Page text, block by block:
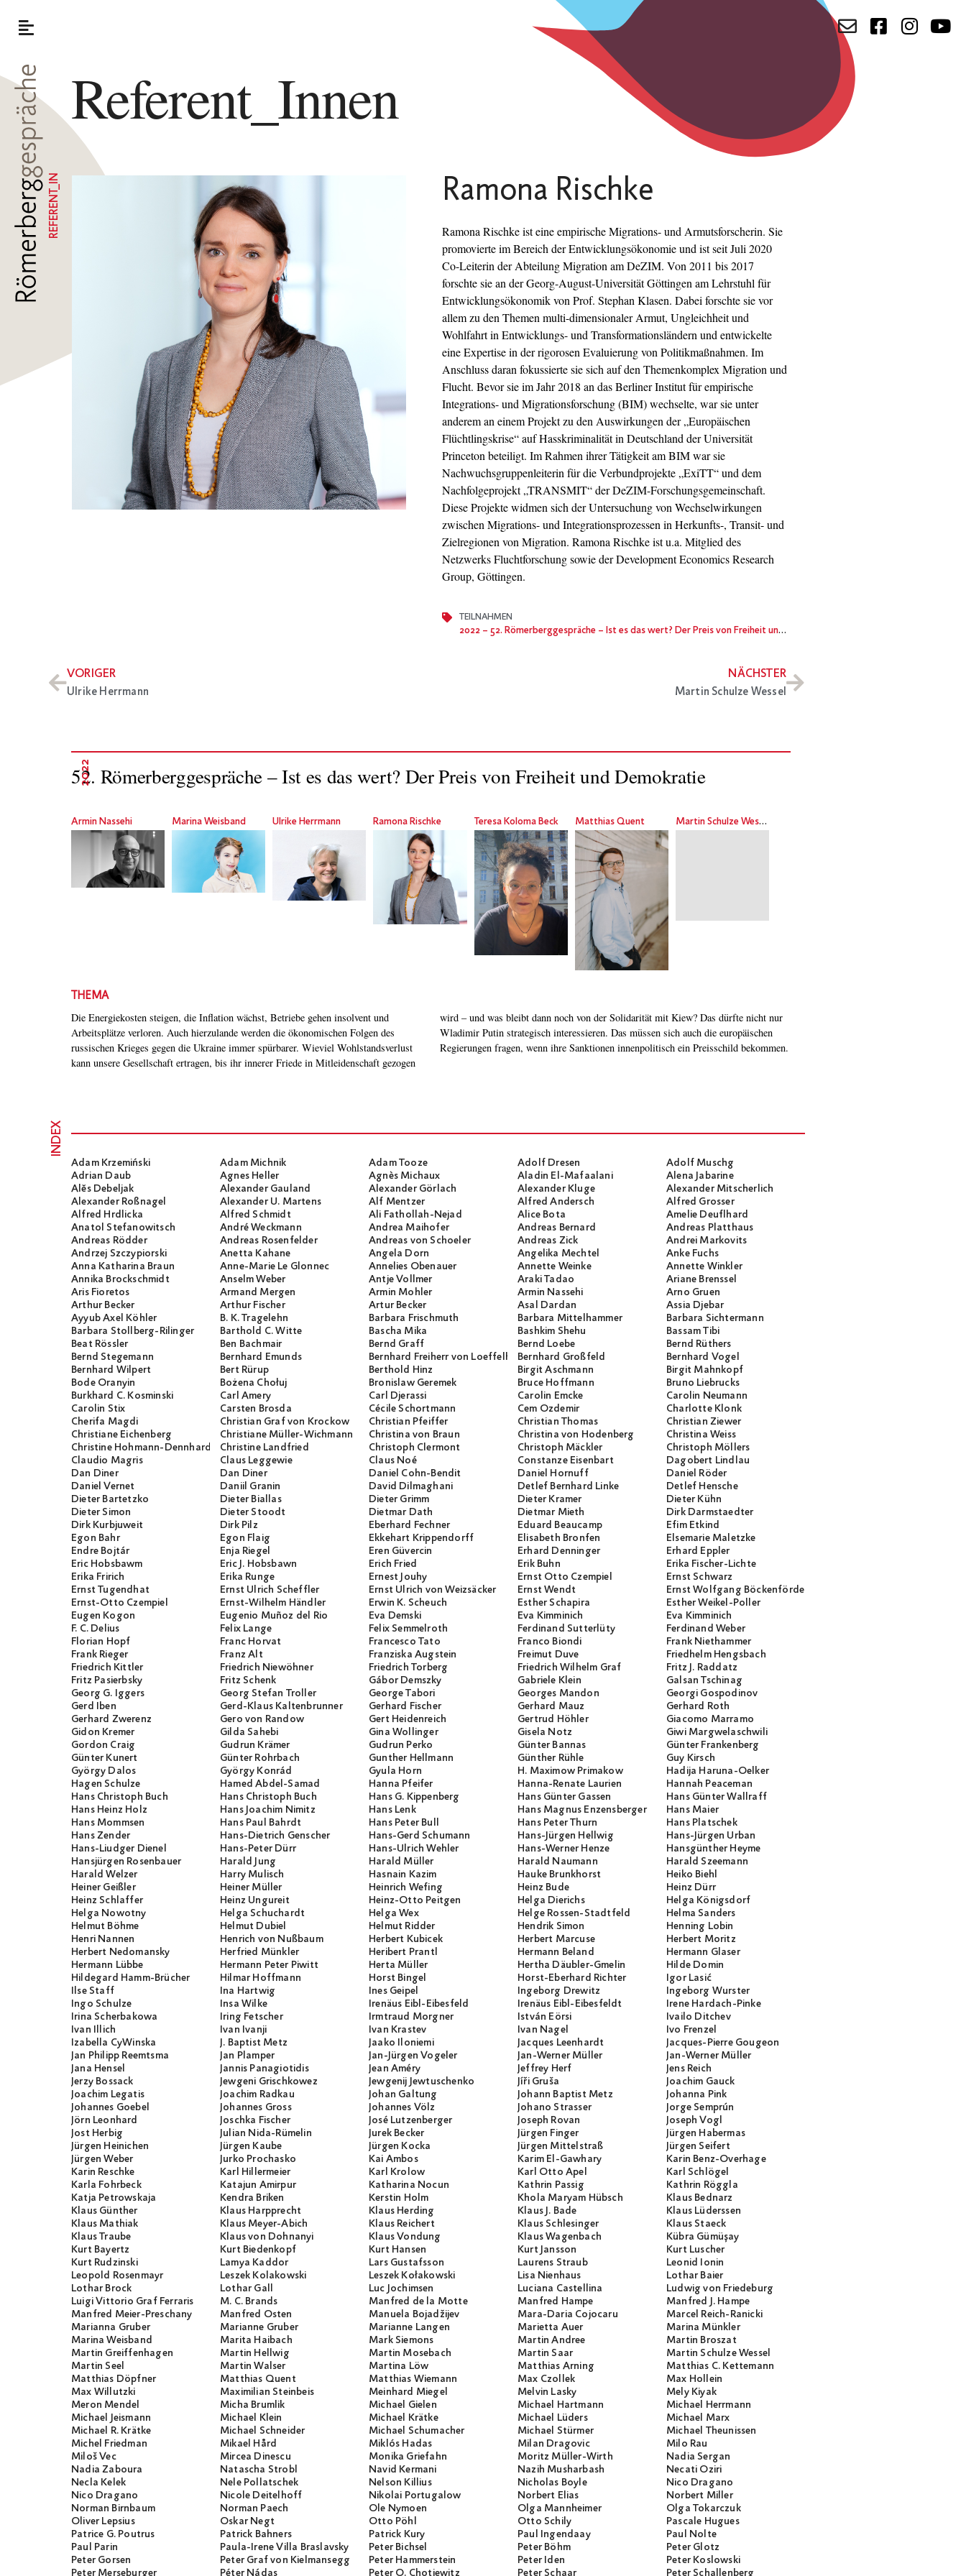
Referent_Innen
REFERENT_IN Ramona Rischke
Ramona Rischke ist eine empirische Migrations- und Armutsforscherin. Sie
promovierte im Bereich der Entwicklungsökonomie und ist seit Juli 2020
Co-Leiterin der Abteilung Migration am DeZIM. Von 2011 bis 2017
forschte sie an der Georg-August-Universität Göttingen am Lehrstuhl für
Entwicklungsökonomik von Prof. Stephan Klasen. Dabei forschte sie vor
allem zu den Themen multi-dimensionaler Armut, Ungleichheit und
Wohlfahrt in Entwicklungs- und Transformationsländern und entwickelte
eine Expertise in der rigorosen Evaluierung von Politikmaßnahmen. Im
Anschluss daran fokussierte sie sich auf den Themenkomplex Migration und
Flucht. Bevor sie im Jahr 2018 an das Berliner Institut für empirische
Integrations- und Migrationsforschung (BIM) wechselte, war sie unter
anderem an einem Projekt zu den Auswirkungen der „Europäischen
Flüchtlingskrise“ auf Hasskriminalität in Deutschland der Universität
Princeton beteiligt. Im Rahmen ihrer Tätigkeit am BIM war sie
Nachwuchsgruppenleiterin für die Verbundprojekte „ExiTT“ und dem
Nachfolgeprojekt „TRANSMIT“ der DeZIM-Forschungsgemeinschaft.
Diese Projekte widmen sich der Untersuchung von Wechselwirkungen
zwischen Migrations- und Integrationsprozessen in Herkunfts-, Transit- und
Zielregionen von Migration. Ramona Rischke ist u.a. Mitglied des
Netzwerks Fluchtforschung sowie der Development Economics Research
Group, Göttingen.
TEILNAHMEN
2022 – 52. Römerberggespräche – Ist es das wert? Der Preis von Freiheit und Demokratie
VORIGER
Ulrike Herrmann
NÄCHSTER
Martin Schulze Wessel
2022
52. Römerberggespräche – Ist es das wert? Der Preis von Freiheit und Demokratie
Armin Nassehi Marina Weisband Ulrike Herrmann Ramona Rischke Teresa Koloma Beck Matthias Quent Martin Schulze Wessel
THEMA
Die Energiekosten steigen, die Inflation wächst, Betriebe gehen insolvent und
Arbeitsplätze verloren. Auch hierzulande werden die ökonomischen Folgen des
russischen Krieges gegen die Ukraine immer spürbarer. Wieviel Wohlstandsverlust
kann unsere Gesellschaft ertragen, bis ihr innerer Friede in Mitleidenschaft gezogen
wird – und was bleibt dann noch von der Solidarität mit Kiew? Das dürfte nicht nur
Wladimir Putin strategisch interessieren. Das müssen sich auch die europäischen
Regierungen fragen, wenn ihre Sanktionen innenpolitisch ein Preisschild bekommen.
INDEX
Adam Krzemiński Adam Michnik Adam Tooze Adolf Dresen
Adolf Muschg
Adrian Daub
Agnes Heller Agnès Michaux Aladin El-Mafaalani
Alena Jabarine
Alĕs Debeljak
Alexander Gauland Alexander Görlach Alexander Kluge
Alexander Mitscherlich
Alexander Roßnagel
Alexander U. Martens Alf Mentzer Alfred Andersch
Alfred Grosser
Alfred Hrdlicka
Alfred Schmidt Ali Fathollah-Nejad Alice Bota
Amelie Deuflhard
Anatol Stefanowitsch
André Weckmann Andrea Maihofer Andreas Bernard
Andreas Platthaus
Andreas Rödder
Andreas Rosenfelder Andreas von Schoeler Andreas Zick
Andrei Markovits
Andrzej Szczypiorski
Anetta Kahane Angela Dorn Angelika Mechtel
Anke Fuchs
Anna Katharina Braun
Anne-Marie Le Glonnec Annelies Obenauer Annette Weinke
Annette Winkler
Annika Brockschmidt
Anselm Weber Antje Vollmer Araki Tadao
Ariane Brenssel
Aris Fioretos
Armand Mergen Armin Mohler Armin Nassehi
Arno Gruen
Arthur Becker
Arthur Fischer Artur Becker Asal Dardan
Assia Djebar
Ayyub Axel Köhler
B. K. Tragelehn Barbara Frischmuth Barbara Mittelhammer
Barbara Sichtermann
Barbara Stollberg-Rilinger
Barthold C. Witte Bascha Mika Bashkim Shehu
Bassam Tibi
Beat Rössler
Ben Bachmair Bernd Graff Bernd Loebe
Bernd Rüthers
Bernd Stegemann
Bernhard Emunds Bernhard Freiherr von LoeffelholzBernhard Großfeld
Bernhard Vogel
Bernhard Wilpert
Bert Rürup Berthold Hinz Birgit Aschmann
Birgit Mahnkopf
Bode Oranyin
Bożena Chołuj Bronislaw Geremek Bruce Hoffmann
Bruno Liebrucks
Burkhard C. Kosminski
Carl Amery Carl Djerassi Carolin Emcke
Carolin Neumann
Carolin Stix
Carsten Brosda Cécile Schortmann Cem Özdemir
Charlotte Klonk
Cherifa Magdi
Christian Graf von Krockow Christian Pfeiffer Christian Thomas
Christian Ziewer
Christiane Eichenberg
Christiane Müller-Wichmann Christina von Braun Christina von Hodenberg
Christina Weiss
Christine Hohmann-Dennhardt
Christine Landfried Christoph Clermont Christoph Mäckler
Christoph Möllers
Claudio Magris
Claus Leggewie Claus Noé Constanze Eisenbart
Dagobert Lindlau
Dan Diner
Dan Diner Daniel Cohn-Bendit Daniel Hornuff
Daniel Röder
Daniel Vernet
Daniil Granin David Dilmaghani Detlef Bernhard Linke
Detlef Hensche
Dieter Bartetzko
Dieter Biallas Dieter Grimm Dieter Kramer
Dieter Kühn
Dieter Simon
Dieter Stoodt Dietmar Dath Dietmar Mieth
Dirk Darmstaedter
Dirk Kurbjuweit
Dirk Pilz Eberhard Fechner Eduard Beaucamp
Efim Etkind
Egon Bahr
Egon Flaig Ekkehart Krippendorff Elisabeth Bronfen
Elsemarie Maletzke
Endre Bojtár
Enja Riegel Eren Güvercin Erhard Denninger
Erhard Eppler
Eric Hobsbawm
Eric J. Hobsbawn Erich Fried Erik Buhn
Erika Fischer-Lichte
Erika Fririch
Erika Runge Ernest Jouhy Ernst Otto Czempiel
Ernst Schwarz
Ernst Tugendhat
Ernst Ulrich Scheffler Ernst Ulrich von Weizsäcker Ernst Wendt
Ernst Wolfgang Böckenförde
Ernst-Otto Czempiel
Ernst-Wilhelm Händler Erwin K. Scheuch Esther Schapira
Esther Weikel-Poller
Eugen Kogon
Eugenio Muñoz del Rio Eva Demski Eva Kimminich
Eva Kimminich
F. C. Delius
Felix Lange Felix Semmelroth Ferdinand Sutterlüty
Ferdinand Weber
Florian Hopf
Franc Horvat Francesco Tato Franco Biondi
Frank Niethammer
Frank Rieger
Franz Alt Franziska Augstein Freimut Duve
Friedhelm Hengsbach
Friedrich Kittler
Friedrich Niewöhner Friedrich Torberg Friedrich Wilhelm Graf
Fritz J. Raddatz
Fritz Pasierbsky
Fritz Schenk Gábor Demszky Gabriele Klein
Galsan Tschinag
Georg G. Iggers
Georg Stefan Troller George Tabori Georges Mandon
Georgi Gospodinov
Gerd Iben
Gerd-Klaus Kaltenbrunner Gerhard Fischer Gerhard Mauz
Gerhard Roth
Gerhard Zwerenz
Gero von Randow Gert Heidenreich Gertrud Höhler
Giacomo Marramo
Gidon Kremer
Gilda Sahebi Gina Wollinger Gisela Notz
Giwi Margwelaschwili
Gordon Craig
Gudrun Krämer Gudrun Perko Günter Bannas
Günter Frankenberg
Günter Kunert
Günter Rohrbach Gunther Hellmann Günther Rühle
Guy Kirsch
György Dalos
György Konrád Gyula Horn H. Maximow Primakow
Hadija Haruna-Oelker
Hagen Schulze
Hamed Abdel-Samad Hanna Pfeifer Hanna-Renate Laurien
Hannah Peaceman
Hans Christoph Buch
Hans Christoph Buch Hans G. Kippenberg Hans Günter Gassen
Hans Günter Wallraff
Hans Heinz Holz
Hans Joachim Nimitz Hans Lenk Hans Magnus Enzensberger
Hans Maier
Hans Mommsen
Hans Paul Bahrdt Hans Peter Bull Hans Peter Thurn
Hans Platschek
Hans Zender
Hans-Dietrich Genscher Hans-Gerd Schumann Hans-Jürgen Hellwig
Hans-Jürgen Urban
Hans-Liudger Dienel
Hans-Peter Dürr Hans-Ulrich Wehler Hans-Werner Henze
Hansgünther Heyme
Hansjürgen Rosenbauer
Harald Jung Harald Müller Harald Naumann
Harald Szeemann
Harald Welzer
Harry Mulisch Hasnain Kazim Hauke Brunkhorst
Heiko Biehl
Heiner Geißler
Heiner Müller Heinrich Wefing Heinz Bude
Heinz Dürr
Heinz Schlaffer
Heinz Ungureit Heinz-Otto Peitgen Helga Dierichs
Helga Königsdorf
Helga Nowotny
Helga Schuchardt Helga Wex Helge Rossen-Stadtfeld
Helma Sanders
Helmut Böhme
Helmut Dubiel Helmut Ridder Hendrik Simon
Henning Lobin
Henri Nannen
Henrich von Nußbaum Herbert Kubicek Herbert Marcuse
Herbert Moritz
Herbert Nedomansky
Herfried Münkler Heribert Prantl Hermann Beland
Hermann Glaser
Hermann Lübbe
Hermann Peter Piwitt Herta Müller Hertha Däubler-Gmelin
Hilde Domin
Hildegard Hamm-Brücher
Hilmar Hoffmann Horst Bingel Horst-Eberhard Richter
Igor Lasić
Ilse Staff
Ina Hartwig Ines Geipel Ingeborg Drewitz
Ingeborg Wurster
Ingo Schulze
Insa Wilke Irenäus Eibl-Eibesfeld Irenäus Eibl-Eibesfeldt
Irene Hardach-Pinke
Irina Scherbakowa
Iring Fetscher Irmtraud Morgner István Eörsi
Ivailo Ditchev
Ivan Illich
Ivan Ivanji Ivan Krastev Ivan Nagel
Ivo Frenzel
Izabella CyWinska
J. Baptist Metz Jaako Iloniemi Jacques Leenhardt
Jacques-Pierre Gougeon
Jan Philipp Reemtsma
Jan Plamper Jan-Jürgen Vogeler Jan-Werner Müller
Jan-Werner Müller
Jana Hensel
Jannis Panagiotidis Jean Améry Jeffrey Herf
Jens Reich
Jerzy Bossack
Jewgeni Grischkowez Jewgenij Jewtuschenko Jíři Gruša
Joachim Gauck
Joachim Legatis
Joachim Radkau Johan Galtung Johann Baptist Metz
Johanna Pink
Johannes Goebel
Johannes Gross Johannes Völz Johano Strasser
Jorge Semprún
Jörn Leonhard
Joschka Fischer José Lutzenberger Joseph Rovan
Joseph Vogl
Jost Herbig
Julian Nida-Rümelin Jurek Becker Jürgen Finger
Jürgen Habermas
Jürgen Heinichen
Jürgen Kaube Jürgen Kocka Jürgen Mittelstraß
Jürgen Seifert
Jürgen Weber
Jurko Prochasko Kai Ambos Karim El-Gawhary
Karin Benz-Overhage
Karin Reschke
Karl Hillermeier Karl Krolow Karl Otto Apel
Karl Schlögel
Karla Fohrbeck
Katajun Amirpur Katharina Nocun Kathrin Passig
Kathrin Röggla
Katja Petrowskaja
Kendra Briken Kerstin Holm Khola Maryam Hübsch
Klaus Bednarz
Klaus Günther
Klaus Harpprecht Klaus Herding Klaus J. Bade
Klaus Lüderssen
Klaus Mathiak
Klaus Meyer-Abich Klaus Reichert Klaus Schlesinger
Klaus Staeck
Klaus Traube
Klaus von Dohnanyi Klaus Vondung Klaus Wagenbach
Kübra Gümüşay
Kurt Bayertz
Kurt Biedenkopf Kurt Hansen Kurt Jansson
Kurt Luscher
Kurt Rudzinski
Lamya Kaddor Lars Gustafsson Laurens Straub
Leonid Ionin
Leopold Rosenmayr
Leszek Kolakowski Leszek Kołakowski Lisa Nienhaus
Lothar Baier
Lothar Brock
Lothar Gall Luc Jochimsen Luciana Castellina
Ludwig von Friedeburg
Luigi Vittorio Graf Ferraris
M. C. Brands Manfred de la Motte Manfred Hampe
Manfred J. Hampe
Manfred Meier-Preschany
Manfred Osten Manuela Bojadžijev Mara-Daria Cojocaru
Marcel Reich-Ranicki
Marianna Gruber
Marianne Gruber Marianne Langen Marietta Auer
Marina Münkler
Marina Weisband
Marita Haibach Mark Siemons Martin Andree
Martin Broszat
Martin Greiffenhagen
Martin Hellwig Martin Mosebach Martin Saar
Martin Schulze Wessel
Martin Seel
Martin Walser Martina Löw Matthias Arning
Matthias C. Kettemann
Matthias Döpfner
Matthias Quent Matthias Wiemann Max Czollek
Max Hollein
Max Willutzki
Maximilian Steinbeis Meinhard Miegel Melvin Lasky
Mely Kiyak
Meron Mendel
Micha Brumlik Michael Gielen Michael Hartmann
Michael Herrmann
Michael Jeismann
Michael Klein Michael Krätke Michael Lüders
Michael Marx
Michael R. Krätke
Michael Schneider Michael Schumacher Michael Stürmer
Michael Theunissen
Michel Friedman
Mikael Hård Miklós Hadas Milan Dragovic
Milo Rau
Miloš Vec
Mircea Dinescu Monika Griefahn Moritz Müller-Wirth
Nadia Sergan
Nadia Zaboura
Natascha Strobl Navid Kermani Nazih Musharbash
Necati Öziri
Necla Kelek
Nele Pollatschek Nelson Killius Nicholas Boyle
Nico Dragano
Nico Dragano
Nicole Deitelhoff Nikolai Portugalow Norbert Elias
Norbert Miller
Norman Birnbaum
Norman Paech Ole Nymoen Olga Mannheimer
Olga Tokarczuk
Oliver Lepsius
Oskar Negt Otto Pöhl Otto Schily
Pascale Hugues
Patrice G. Poutrus
Patrick Bahners Patrick Kury Paul Ingendaay
Paul Nolte
Paul Parin
Paula-Irene Villa Braslavsky Peter Bichsel Peter Böhm
Peter Glotz
Peter Gorsen
Peter Graf von Kielmansegg Peter Hammerstein Peter Iden
Peter Koslowski